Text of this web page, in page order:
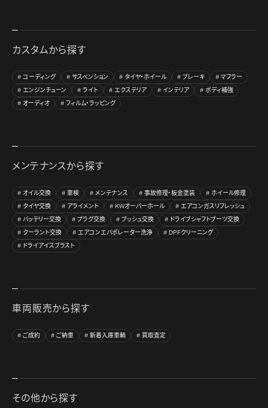
カスタムから探す
コーディング サスペンション タイヤ・ホイール ブレーキ
マフラー
エンジンチューン
ライト エクステリア インテリア
ボディ補強
オーディオ
フィルム・ラッピング
メンテナンスから探す
オイル交換 車検 メンテナンス 事故修理・板金塗装
ホイール修理
タイヤ交換
アライメント KWオーバーホール
エアコンガスリフレッシュ
バッテリー交換
プラグ交換 ブッシュ交換
ドライブシャフトブーツ交換
クーラント交換
エアコンエバポレーター洗浄
DPFクリーニング
ドライアイスブラスト
車両販売から探す
ご成約 ご納車 新着入庫車輌 買取査定
その他から探す